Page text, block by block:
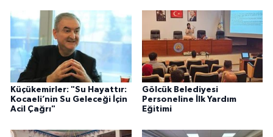
Küçükemirler: "Su Hayattır:
Kocaeli’nin Su Geleceği İçin
Acil Çağrı"
Gölcük Belediyesi
Personeline İlk Yardım
Eğitimi